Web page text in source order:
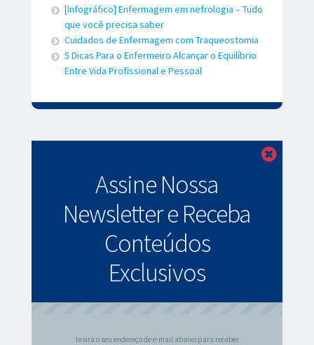
[Infográfico] Enfermagem em nefrologia – Tudo
que você precisa saber
Cuidados de Enfermagem com Traqueostomia
5 Dicas Para o Enfermeiro Alcançar o Equilíbrio
Entre Vida Profissional e Pessoal
Assine Nossa
Newsletter e Receba
Conteúdos
Exclusivos
Fechar
Insira o seu endereço de e-mail abaixo para receber